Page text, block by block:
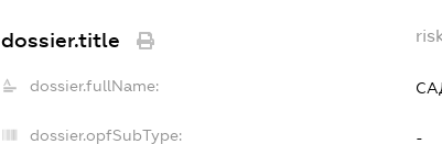
dossier.title
dossier.fullName:
dossier.opfSubType: -